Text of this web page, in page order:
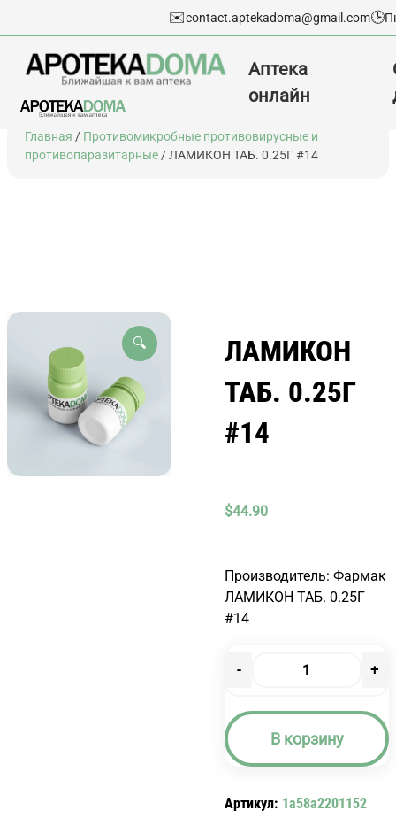
Перейти
содержимому
✉️contact.aptekadoma@gmail.com🕒
Аптека
онлайн
Главная / Противомикробные противовирусные и
противопаразитарные / ЛАМИКОН ТАБ. 0.25Г #14
🔍
ЛАМИКОН
ТАБ. 0.25Г
#14
$44.90
Производитель: Фармак
ЛАМИКОН ТАБ. 0.25Г
#14
-
ЛАМИКОН
ТАБ.
0.25Г
+
В корзину
Артикул: 1a58a2201152